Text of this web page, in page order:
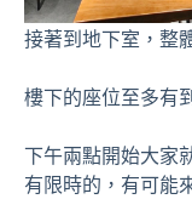
接著到地下室，整
樓下的座位至多有
下午兩點開始大家
有限時的，有可能